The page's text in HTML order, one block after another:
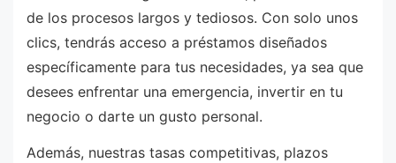
de los procesos largos y tediosos. Con solo unos
clics, tendrás acceso a préstamos diseñados
específicamente para tus necesidades, ya sea que
desees enfrentar una emergencia, invertir en tu
negocio o darte un gusto personal.
Además, nuestras tasas competitivas, plazos